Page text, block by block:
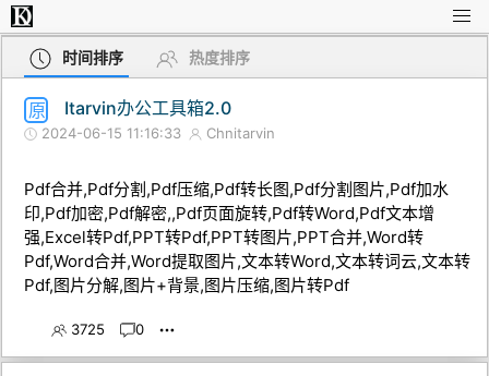
时间排序 热度排序
原 Itarvin办公工具箱2.0
2024-06-15 11:16:33 Chnitarvin
Pdf合并,Pdf分割,Pdf压缩,Pdf转长图,Pdf分割图片,Pdf加水
印,Pdf加密,Pdf解密,,Pdf页面旋转,Pdf转Word,Pdf文本增
强,Excel转Pdf,PPT转Pdf,PPT转图片,PPT合并,Word转
Pdf,Word合并,Word提取图片,文本转Word,文本转词云,文本转
Pdf,图片分解,图片+背景,图片压缩,图片转Pdf
3725 0